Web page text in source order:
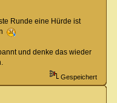
Runde eine Hürde ist
und denke das wieder
Gespeichert